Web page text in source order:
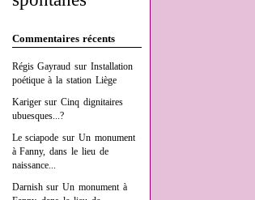
Commentaires récents
Régis Gayraud surInstallation
poétique à la station Liège
KarigersurCinq dignitaires
ubuesques...?
Le sciapode surUn monument
à Fanny, dans le lieu de
naissance...
DarnishsurUn monument à